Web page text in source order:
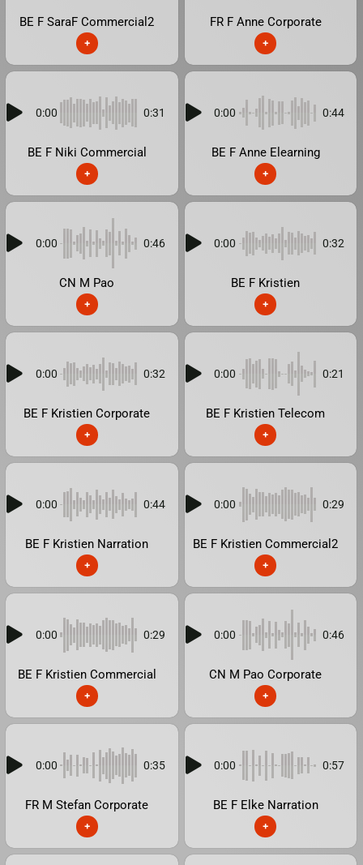
BE F SaraF Commercial2
+
FR F Anne Corporate
+
0:00 0:31
BE F Niki Commercial
+
0:00 0:44
BE F Anne Elearning
+
0:00 0:46
CN M Pao
+
0:00 0:32
BE F Kristien
+
0:00 0:32
BE F Kristien Corporate
+
0:00 0:21
BE F Kristien Telecom
+
0:00 0:44
BE F Kristien Narration
+
0:00 0:29
BE F Kristien Commercial2
+
0:00 0:29
BE F Kristien Commercial
+
0:00 0:46
CN M Pao Corporate
+
0:00 0:35
FR M Stefan Corporate
+
0:00 0:57
BE F Elke Narration
+